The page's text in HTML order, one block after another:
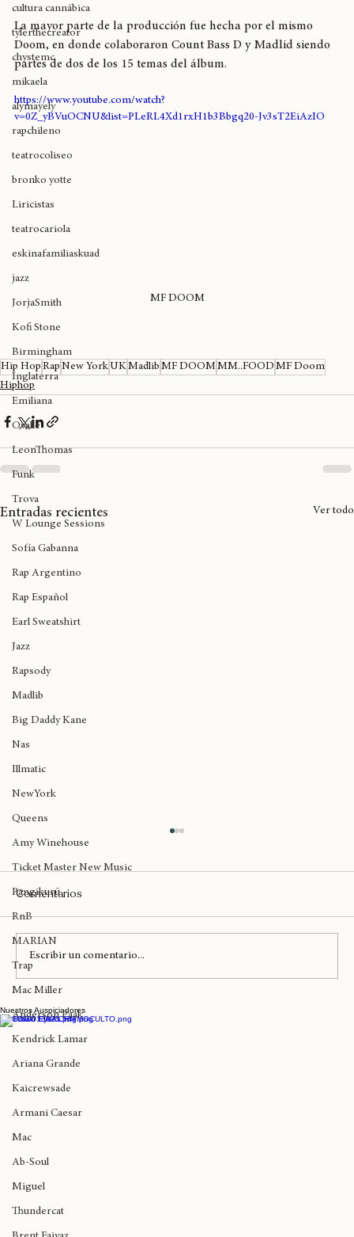
expoweed 2025
cultura cannábica
tylerthecreator
chystemc
mikaela
alymayely
rapchileno
teatrocoliseo
bronko yotte
Liricistas
teatrocariola
eskinafamiliaskuad
jazz
JorjaSmith
Kofi Stone
Birmingham
Inglaterra
Emiliana
Ovalle
LeonThomas
Funk
Trova
W Lounge Sessions
Sofía Gabanna
Rap Argentino
Rap Español
Earl Sweatshirt
Jazz
Rapsody
Madlib
Big Daddy Kane
Nas
Illmatic
NewYork
Queens
Amy Winehouse
Ticket Master New Music
Pangikurü
RnB
MARIAN
Trap
Mac Miller
Anderson Paak
Kendrick Lamar
Ariana Grande
Kaicrewsade
Armani Caesar
Mac
Ab-Soul
Miguel
Thundercat
lírico digno de un rapero de oficio.
La mayor parte de la producción fue hecha por el mismo
Doom, en donde colaboraron Count Bass D y Madlid siendo
partes de dos de los 15 temas del álbum.
https://www.youtube.com/watch?
v=0Z_yBVuOCNU&list=PLeRL4Xd1rxH1b3Bbgq20-Jv3sT2EiAzIO
Hip Hop
Hiphop
Entradas recientes
Teatro Coliseo recibe hoy a Anita Tijoux y
Comentarios
Escribir un comentario...
Nuestros Auspiciadores